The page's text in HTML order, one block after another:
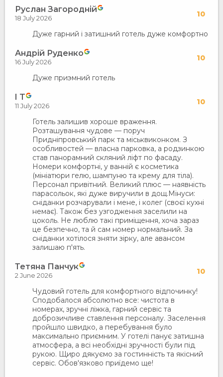
Руслан Загородній 10
18 July 2026
Дуже гарний і затишний готель дуже комфортно
Андрій Руденко 10
16 July 2026
Дуже приэмний готель
I T 10
11 July 2026
​Готель залишив хороше враження.
Розташування чудове — поруч
Придніпровський парк та міськвиконком. З
особливостей — власна парковка, а родзинкою
став панорамний скляний ліфт по фасаду.
Номери комфортні, у ванній є косметика
(мініатюри гелю, шампуню та крему для тіла).
Персонал привітний. Великий плюс — наявність
парасольок, які дуже виручили в дощ. ​Мінуси:
сніданки розчарували і мене, і колег (своєї кухні
немає). Також без узгодження заселили на
цоколь. Не люблю такі приміщення, хоча зараз
це безпечно, та й сам номер нормальний. За
сніданки хотілося зняти зірку, але авансом
залишаю п'ять.
Тетяна Панчук 10
2 June 2026
Чудовий готель для комфортного відпочинку!
Сподобалося абсолютно все: чистота в
номерах, зручні ліжка, гарний сервіс та
доброзичливе ставлення персоналу. Заселення
пройшло швидко, а перебування було
максимально приємним. У готелі панує затишна
атмосфера, а всі необхідні зручності були під
рукою. Щиро дякуємо за гостинність та якісний
сервіс. Обов'язково приїдемо ще!